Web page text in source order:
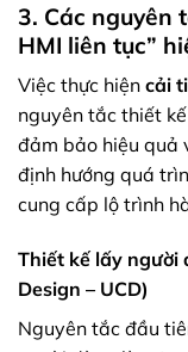
3. Các nguyên
HMI liên tục”
Việc thực hiện cải
nguyên tắc thiết
đảm bảo hiệu quả
định hướng quá
cung cấp lộ trình
Thiết kế lấy người
Design – UCD)
Nguyên tắc đầu